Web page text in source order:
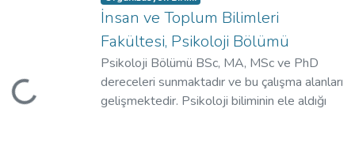
Yükleniyor...
İnsan ve Toplum Bilimleri
Fakültesi, Psikoloji Bölümü
Psikoloji Bölümü BSc, MA, MSc ve PhD
dereceleri sunmaktadır ve bu çalışma alanları
gelişmektedir. Psikoloji biliminin ele aldığı